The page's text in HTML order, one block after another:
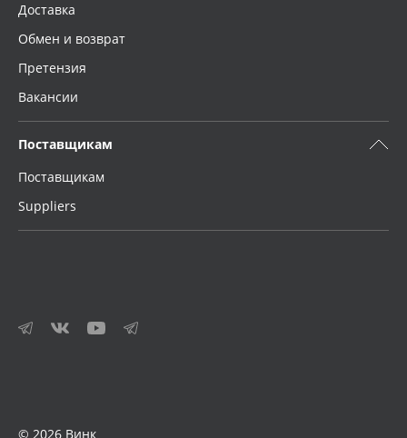
Доставка
Обмен и возврат
Претензия
Вакансии
Поставщикам
Поставщикам
Suppliers
© 2026 Винк